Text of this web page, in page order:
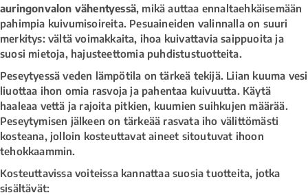
auringonvalon vähentyessä, mikä auttaa ennaltaehkäisemään
pahimpia kuivumisoireita. Pesuaineiden valinnalla on suuri
merkitys: vältä voimakkaita, ihoa kuivattavia saippuoita ja
suosi mietoja, hajusteettomia puhdistustuotteita.
Peseytyessä veden lämpötila on tärkeä tekijä. Liian kuuma vesi
liuottaa ihon omia rasvoja ja pahentaa kuivuutta. Käytä
haaleaa vettä ja rajoita pitkien, kuumien suihkujen määrää.
Peseytymisen jälkeen on tärkeää rasvata iho välittömästi
kosteana, jolloin kosteuttavat aineet sitoutuvat ihoon
tehokkaammin.
Kosteuttavissa voiteissa kannattaa suosia tuotteita, jotka
sisältävät: